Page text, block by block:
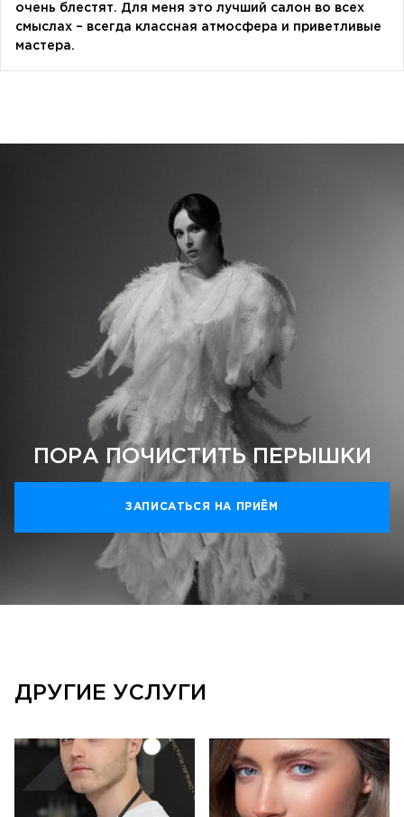
Bazhana
очень блестят. Для меня это лучший салон во всех
смыслах – всегда классная атмосфера и приветливые
мастера.
ПОРА ПОЧИСТИТЬ ПЕРЫШКИ
ЗАПИСАТЬСЯ НА ПРИЁМ
ДРУГИЕ УСЛУГИ